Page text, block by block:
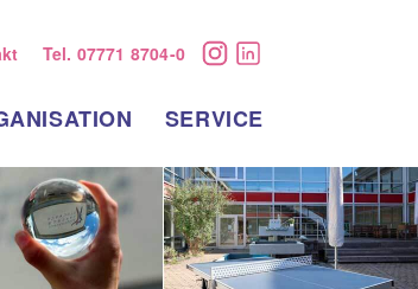
Tel. 07771 8704-0 Instagram
LinkedIn
SERVICE